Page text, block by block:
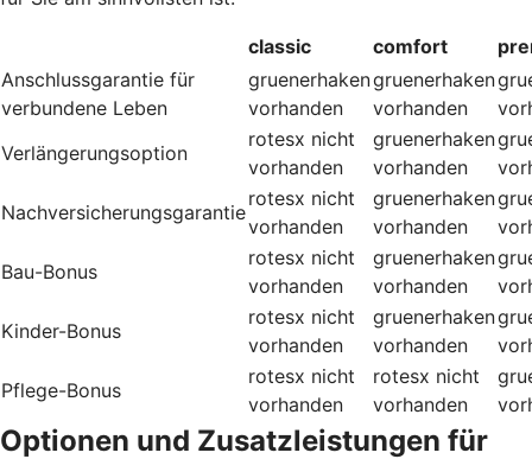
classic comfort
Anschlussgarantie für
verbundene Leben
gruenerhaken
vorhanden
gruenerhaken
vorhanden
Verlängerungsoption
rotesx nicht
vorhanden
gruenerhaken
vorhanden
Nachversicherungsgarantie
rotesx nicht
vorhanden
gruenerhaken
vorhanden
Bau-Bonus
rotesx nicht
vorhanden
gruenerhaken
vorhanden
Kinder-Bonus
rotesx nicht
vorhanden
gruenerhaken
vorhanden
Pflege-Bonus
rotesx nicht
vorhanden
rotesx nicht
vorhanden
Optionen und Zusatzleistungen für